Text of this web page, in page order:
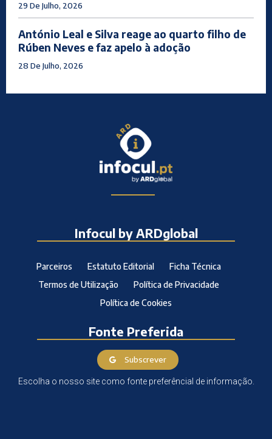
29 De Julho, 2026
António Leal e Silva reage ao quarto filho de
Rúben Neves e faz apelo à adoção
28 De Julho, 2026
Infocul by ARDglobal
Parceiros Estatuto Editorial
Ficha Técnica
Termos de Utilização
Política de Privacidade
Política de Cookies
Fonte Preferida
Subscrever
Escolha o nosso site como fonte preferêncial de informação.